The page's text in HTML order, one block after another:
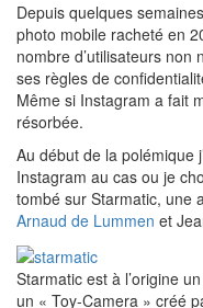
Depuis quelques
photo mobile racheté en
nombre d’utilisateurs
ses règles de
Même si Instagram a fait
résorbée.
Au début de la polémique
Instagram au cas ou je
tombé sur Starmatic, une
Arnaud de Lummen et
Starmatic est à l’origine
un « Toy-Camera » créé